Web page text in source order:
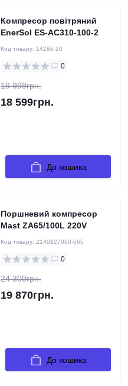
Компресор повітряний
EnerSol ES-AC310-100-2
Код товару: 14286-20
0
19 999грн.
18 599грн.
До кошика
Поршневий компресор
Mast ZA65/100L 220V
Код товару: 2140827060-665
0
24 300грн.
19 870грн.
До кошика